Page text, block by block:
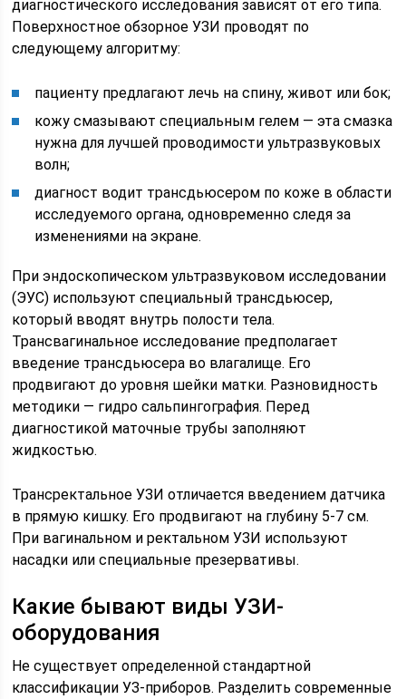
диагностического исследования зависят от его типа.
Поверхностное обзорное УЗИ проводят по
следующему алгоритму:
пациенту предлагают лечь на спину, живот или бок;
кожу смазывают специальным гелем — эта смазка
нужна для лучшей проводимости ультразвуковых
волн;
диагност водит трансдьюсером по коже в области
исследуемого органа, одновременно следя за
изменениями на экране.
При эндоскопическом ультразвуковом исследовании
(ЭУС) используют специальный трансдьюсер,
который вводят внутрь полости тела.
Трансвагинальное исследование предполагает
введение трансдьюсера во влагалище. Его
продвигают до уровня шейки матки. Разновидность
методики — гидро сальпингография. Перед
диагностикой маточные трубы заполняют
жидкостью.
Трансректальное УЗИ отличается введением датчика
в прямую кишку. Его продвигают на глубину 5-7 см.
При вагинальном и ректальном УЗИ используют
насадки или специальные презервативы.
Какие бывают виды УЗИ-
оборудования
Не существует определенной стандартной
классификации УЗ-приборов. Разделить современные